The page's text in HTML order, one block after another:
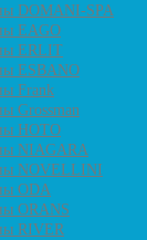
DOMANI-SPA
EAGO
ERLIT
ESBANO
Frank
Grossman
HOTO
NIAGARA
NOVELLINI
ODA
ORANS
RIVER